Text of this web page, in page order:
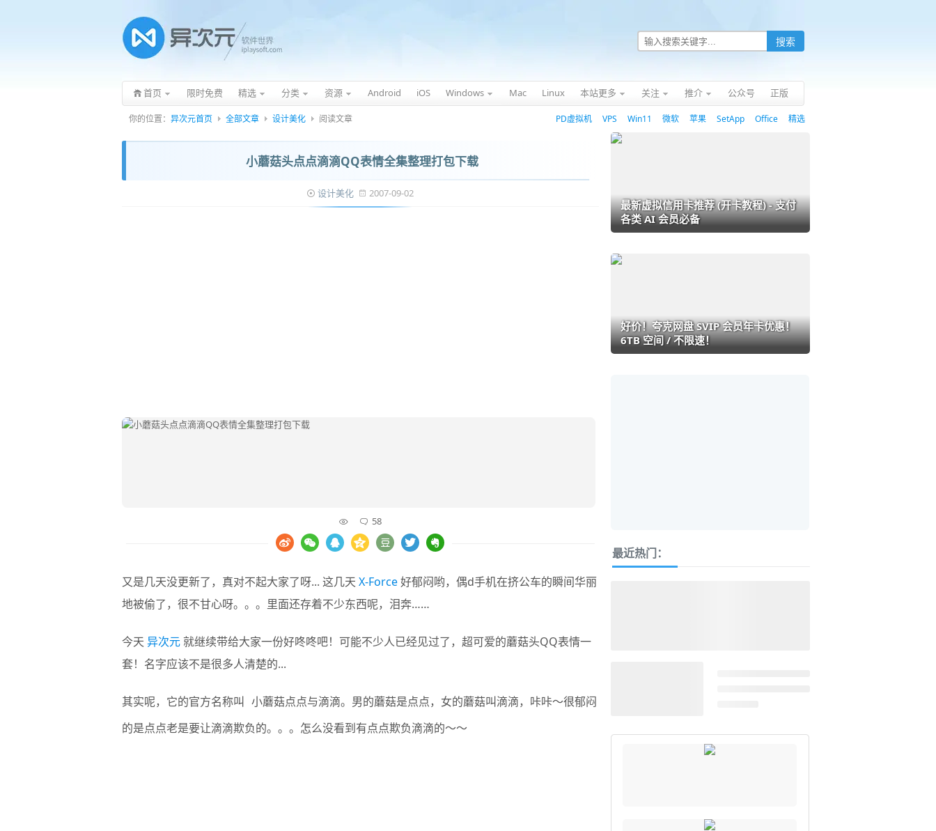
首页 限时免费 精选 分类 资源 Android iOS Windows Mac Linux 本站更多 关注 推介 公众号 正版
你的位置： 异次元首页 全部文章 设计美化 阅读文章 PD虚拟机 VPS Win11 微软 苹果 SetApp Office 精选
小蘑菇头点点滴滴QQ表情全集整理打包下载
设计美化 2007-09-02
58
又是几天没更新了，真对不起大家了呀... 这几天 X-Force好郁闷哟，偶d手机在挤公车的瞬间华丽
地被偷了，很不甘心呀。。。里面还存着不少东西呢，泪奔……
今天 异次元就继续带给大家一份好咚咚吧！可能不少人已经见过了，超可爱的蘑菇头QQ表情一
套！名字应该不是很多人清楚的...
其实呢，它的官方名称叫 小蘑菇点点与滴滴。男的蘑菇是点点，女的蘑菇叫滴滴，咔咔～很郁闷
的是点点老是要让滴滴欺负的。。。怎么没看到有点点欺负滴滴的～～
最新虚拟信用卡推荐 (开卡教程) - 支付
各类 AI 会员必备
好价！夸克网盘 SVIP 会员年卡优惠！
6TB 空间 / 不限速！
最近热门：